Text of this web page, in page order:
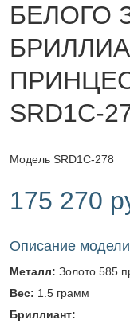
БЕЛОГО
SRD1C-
Модель SRD1C-278
175 270
Описание модели
Металл: Золото 585
Вес: 1.5 грамм
Бриллиант: